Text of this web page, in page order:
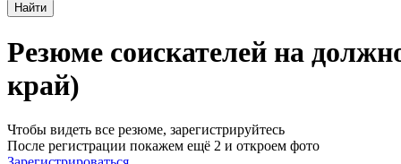
Найти
Резюме соискателей на
край)
Чтобы видеть все резюме, зарегистрируйтесь
После регистрации покажем ещё 2 и откроем фото